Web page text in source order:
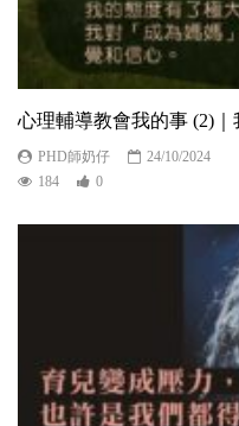
心理輔導教會我的事 (2)
PHD師奶仔
24/10/2024
184
0